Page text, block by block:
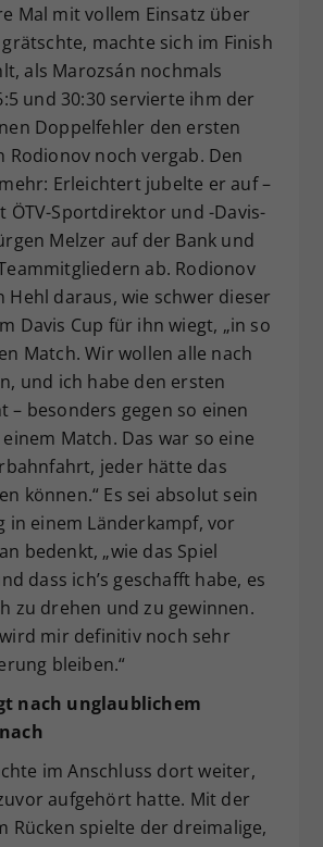
Mal mit vollem Einsatz über
machte sich im Finish
als Marozsán nochmals
und 30:30 servierte ihm der
Doppelfehler den ersten
Rodionov noch vergab. Den
Erleichtert jubelte er auf –
ÖTV-Sportdirektor und -Davis-
Melzer auf der Bank und
ab. Rodionov
Hehl daraus, wie schwer dieser
Davis Cup für ihn wiegt, „in so
Match. Wir wollen alle nach
und ich habe den ersten
– besonders gegen so einen
Match. Das war so eine
jeder hätte das
können.“ Es sei absolut sein
in einem Länderkampf, vor
bedenkt, „wie das Spiel
dass ich’s geschafft habe, es
zu drehen und zu gewinnen.
mir definitiv noch sehr
bleiben.“
nach unglaublichem
im Anschluss dort weiter,
aufgehört hatte. Mit der
Rücken spielte der dreimalige,